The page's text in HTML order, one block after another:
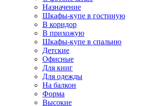
Назначение
Шкафы-купе в гостиную
В коридор
В прихожую
Шкафы-купе в спальню
Детские
Офисные
Для книг
Для одежды
На балкон
Форма
Высокие